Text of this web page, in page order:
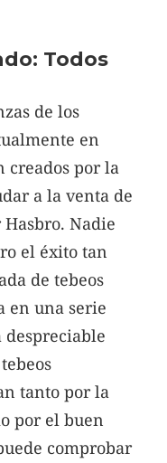
Todos
de los
en
creados por la
a la venta de
Nadie
el éxito tan
de tebeos
en una serie
tanto por la
por el buen
comprobar